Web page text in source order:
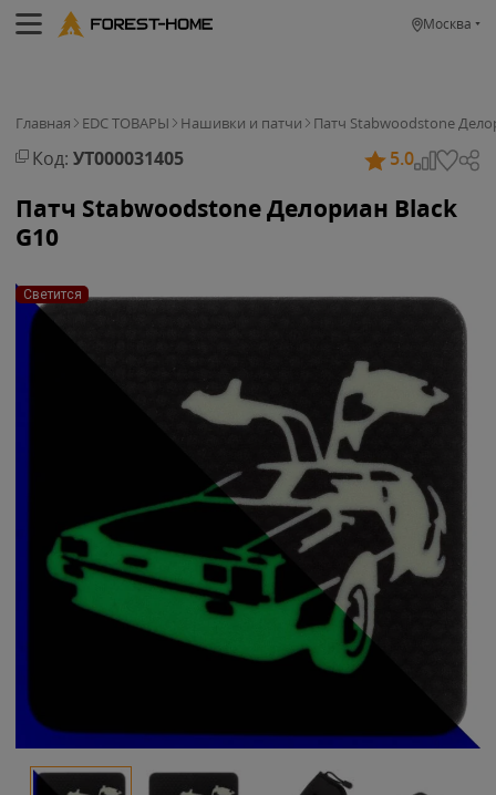
Москва
Главная EDC ТОВАРЫ Нашивки и патчи Патч Stabwoodstone
Код: УТ000031405 5.0
Патч Stabwoodstone Делориан Black
G10
Светится